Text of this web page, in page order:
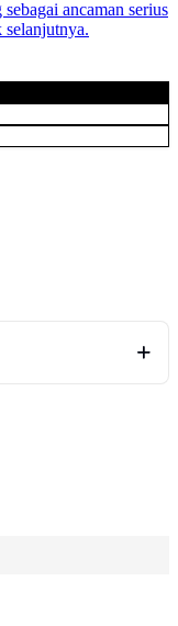
ancaman serius
selanjutnya.